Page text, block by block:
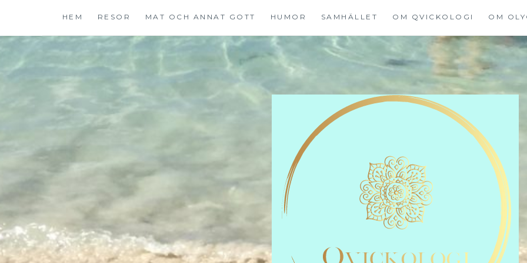
innehåll
HEM RESOR MAT OCH ANNAT GOTT HUMOR SAMHÄLLET OM QVICKOLOGI OM